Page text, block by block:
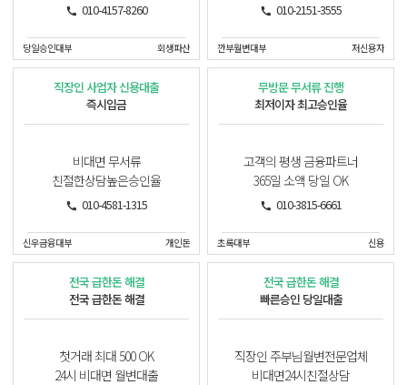
010-4157-8260
당일승인대부 회생파산
010-2151-3555
깐부월변대부 저신용자
직장인 사업자 신용대출
즉시입금
비대면 무서류
친절한상담높은승인율
010-4581-1315
신우금융대부 개인돈
무방문 무서류 진행
최저이자 최고승인율
고객의 평생 금융파트너
365일 소액 당일 OK
010-3815-6661
초록대부 신용
전국 급한돈 해결
전국 급한돈 해결
첫거래 최대 500 OK
24시 비대면 월변대출
전국 급한돈 해결
빠른승인 당일대출
직장인 주부님월변전문업체
비대면24시친절상담